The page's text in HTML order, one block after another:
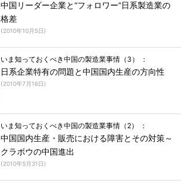
中国リーダー企業と“フォロワー”日系製造業の
格差
(2010年10月5日)
いま知っておくべき中国の製造業事情（3） ：
日系企業特有の問題と中国国内生産の方向性
(2010年7月16日)
いま知っておくべき中国の製造業事情（2） ：
中国国内生産・販売における障害とその対策～
クラボウの中国進出
(2010年5月31日)